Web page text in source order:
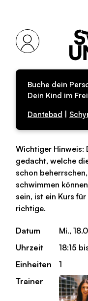
Buche dein
Dein Kind im
Dantebad
Wichtiger Hinweis:
gedacht, welche
schon
schwimmen
sein, ist ein Kurs
richtige.
Datum
Mi.,
Uhrzeit
18:15
Einheiten
1
Trainer